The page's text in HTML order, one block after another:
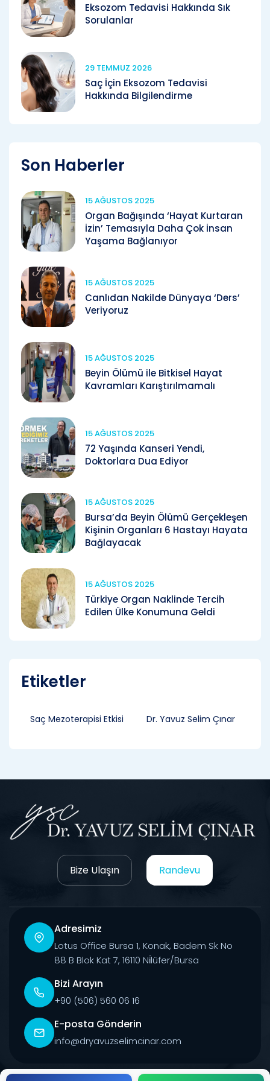
Eksozom Tedavisi Hakkında Sık
Sorulanlar
29 TEMMUZ 2026
Saç İçin Eksozom Tedavisi
Hakkında Bilgilendirme
Son Haberler
15 AĞUSTOS 2025
Organ Bağışında ‘Hayat Kurtaran
İzin’ Temasıyla Daha Çok İnsan
Yaşama Bağlanıyor
15 AĞUSTOS 2025
Canlıdan Nakilde Dünyaya ‘Ders’
Veriyoruz
15 AĞUSTOS 2025
Beyin Ölümü ile Bitkisel Hayat
Kavramları Karıştırılmamalı
15 AĞUSTOS 2025
72 Yaşında Kanseri Yendi,
Doktorlara Dua Ediyor
15 AĞUSTOS 2025
Bursa’da Beyin Ölümü Gerçekleşen
Kişinin Organları 6 Hastayı Hayata
Bağlayacak
15 AĞUSTOS 2025
Türkiye Organ Naklinde Tercih
Edilen Ülke Konumuna Geldi
Etiketler
Saç Mezoterapisi Etkisi Dr. Yavuz Selim Çınar
Bize Ulaşın Randevu
Adresimiz
Lotus Office Bursa 1, Konak, Badem Sk No
88 B Blok Kat 7, 16110 Ni̇lüfer/Bursa
Bizi Arayın
+90 (506) 560 06 16
E-posta Gönderin
info@dryavuzselimcinar.com